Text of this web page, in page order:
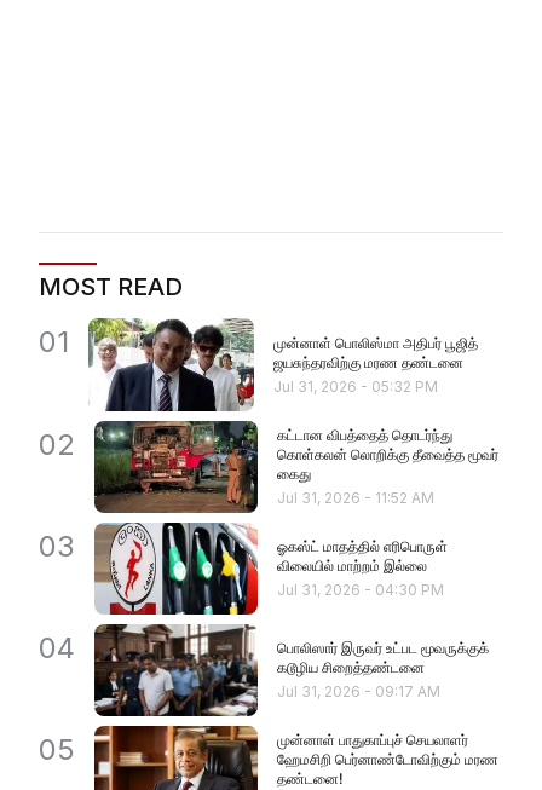
MOST READ
01
முன்னாள் பொலிஸ்மா அதிபர் பூஜித்
ஜயசுந்தரவிற்கு மரண தண்டனை
Jul 31, 2026 - 05:32 PM
02
கட்டான விபத்தைத் தொடர்ந்து
கொள்கலன் லொறிக்கு தீவைத்த மூவர்
கைது
Jul 31, 2026 - 11:52 AM
03
ஓகஸ்ட் மாதத்தில் எரிபொருள்
விலையில் மாற்றம் இல்லை
Jul 31, 2026 - 04:30 PM
04
பொலிஸார் இருவர் உட்பட மூவருக்குக்
கடூழிய சிறைத்தண்டனை
Jul 31, 2026 - 09:17 AM
05
முன்னாள் பாதுகாப்புச் செயலாளர்
ஹேமசிறி பெர்னாண்டோவிற்கும் மரண
தண்டனை!